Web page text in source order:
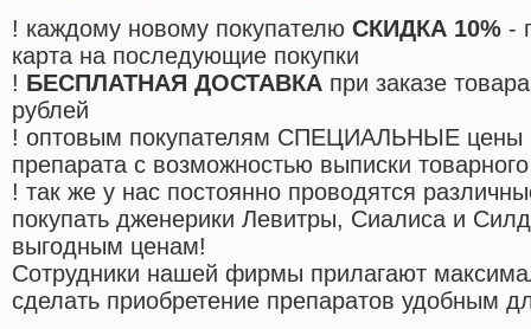
! каждому новому покупателю СКИДКА 10% -
карта на последующие покупки
! БЕСПЛАТНАЯ ДОСТАВКА при заказе
рублей
! оптовым покупателям СПЕЦИАЛЬНЫЕ цены
препарата с возможностью выписки
! так же у нас постоянно проводятся
покупать дженерики Левитры, Сиалиса и
выгодным ценам!
Cотрудники нашей фирмы прилагают
сделать приобретение препаратов удобным